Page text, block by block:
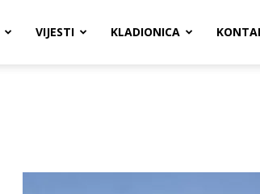
VIJESTI KLADIONICA